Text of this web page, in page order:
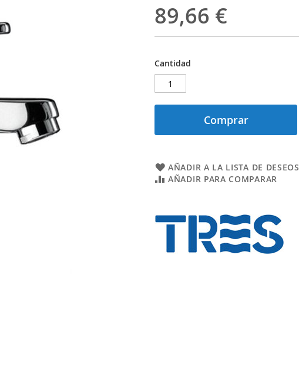
89,66 €
Cantidad
Comprar
AÑADIR A LA LISTA DE DESEOS
AÑADIR PARA COMPARAR